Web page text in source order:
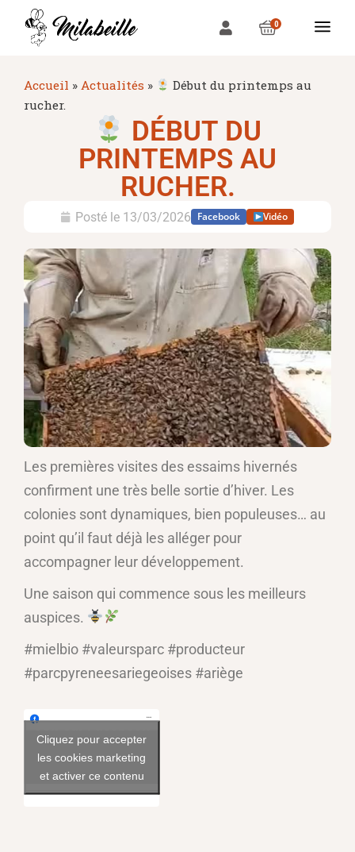
0
Accueil » Actualités »
Début du printemps au
rucher.
DÉBUT DU
PRINTEMPS AU
RUCHER.
Posté le 13/03/2026 Facebook Vidéo
Les premières visites des essaims hivernés
confirment une très belle sortie d’hiver. Les
colonies sont dynamiques, bien populeuses… au
point qu’il faut déjà les alléger pour
accompagner leur développement.
Une saison qui commence sous les meilleurs
auspices.
#mielbio #valeursparc #producteur
#parcpyreneesariegeoises #ariège
Voir sur Facebook
Cliquez pour accepter
les cookies marketing
et activer ce contenu